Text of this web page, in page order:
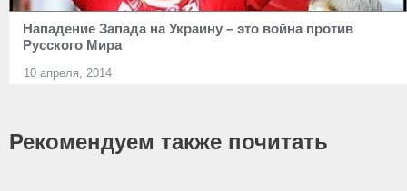
Нападение Запада на Украину – это война против
Русского Мира
10 апреля, 2014
Рекомендуем также почитать